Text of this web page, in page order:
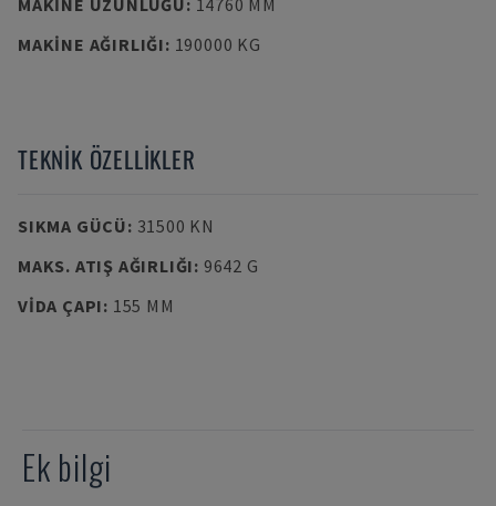
MAKINE UZUNLUĞU: 14760 MM
MAKINE AĞIRLIĞI: 190000 KG
TEKNIK ÖZELLIKLER
SIKMA GÜCÜ: 31500 KN
MAKS. ATIŞ AĞIRLIĞI: 9642 G
VIDA ÇAPI: 155 MM
Ek bilgi